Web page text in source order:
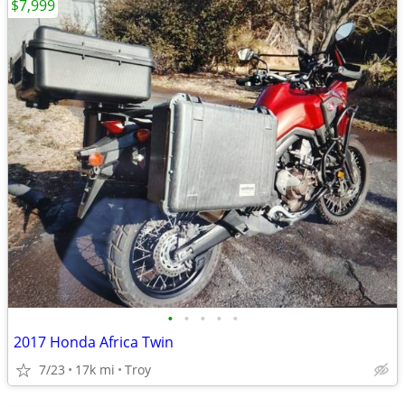
• • • • •
2017 Honda Africa Twin
7/23 17k mi Troy
$7,999